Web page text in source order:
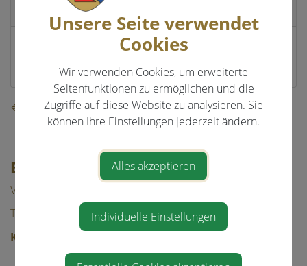
EVENTS & FREIZEIT
Veranstaltungen
Tourismus
Kultur & Freizeit
Beachvolleyball
Standort
4432 Ernsthofen
⇐ zurück
Unsere Seite verwendet
Cookies
Wir verwenden Cookies, um erweiterte
Seitenfunktionen zu ermöglichen und die
Zugriffe auf diese Website zu analysieren. Sie
können Ihre Einstellungen jederzeit ändern.
Alles akzeptieren
Individuelle Einstellungen